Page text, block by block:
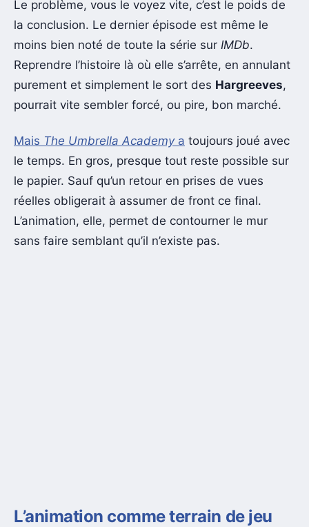
Le problème, vous le voyez vite, c’est le poids de
la conclusion. Le dernier épisode est même le
moins bien noté de toute la série sur IMDb.
Reprendre l’histoire là où elle s’arrête, en annulant
purement et simplement le sort des Hargreeves,
pourrait vite sembler forcé, ou pire, bon marché.
Mais The Umbrella Academya toujours joué avec
le temps. En gros, presque tout reste possible sur
le papier. Sauf qu’un retour en prises de vues
réelles obligerait à assumer de front ce final.
L’animation, elle, permet de contourner le mur
sans faire semblant qu’il n’existe pas.
L’animation comme terrain de jeu